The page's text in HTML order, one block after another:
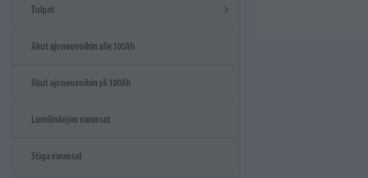
Tulpat
Akut ajoneuvoihin alle 100Ah
Akut ajoneuvoihin yli 100Ah
Lumilinkojen varaosat
Stiga varaosat